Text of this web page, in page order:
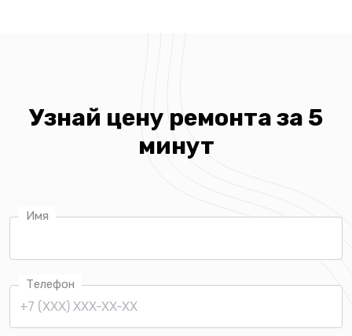
Узнай цену ремонта за 5
минут
Имя
Телефон